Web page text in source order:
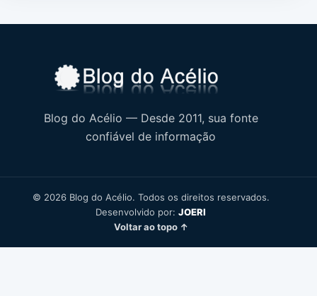
Blog do Acélio — Desde 2011, sua fonte
confiável de informação
© 2026 Blog do Acélio. Todos os direitos reservados.
Desenvolvido por: JOERI
Voltar ao topo ↑